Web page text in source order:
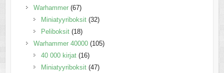
Warhammer (67)
Miniatyyriboksit (32)
Peliboksit (18)
Warhammer 40000 (105)
40 000 kirjat (16)
Miniatyyriboksit (47)